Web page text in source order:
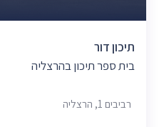
תיכון דור
בית ספר תיכון בהרצליה
רביבים 1, הרצליה